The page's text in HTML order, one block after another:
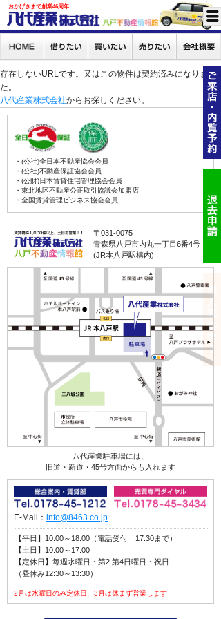
おかげさまで創業46周年
存在しないURLです。又はこの物件は契約済みになりまし
た。
八代産業株式会社からお探しください。
・(公社)全日本不動産協会会員
・(公社)不動産保証協会会員
・(公財)日本賃貸住宅管理協会会員
・東北地区不動産公正取引協議会加盟店
・全国賃貸管理ビジネス協会会員
〒031-0075
青森県八戸市内丸一丁目6番4号
(JR本八戸駅構内)
八代産業駐車場には、
旧道・新道・45号方面からも入れます
E-Mail： info@8463.co.jp
【平日】10:00～18:00（電話受付 17:30まで）
【土日】10:00～17:00
【定休日】毎週水曜日・第2 第4日曜日・祝日
（昼休み12:30～13:30）
2月は水曜日のみ定休日、3月は休まず営業します